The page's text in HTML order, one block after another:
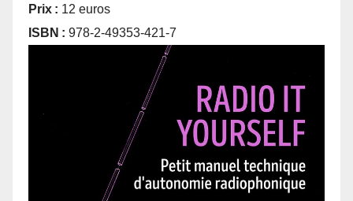
Prix : 12 euros
ISBN : 978-2-49353-421-7